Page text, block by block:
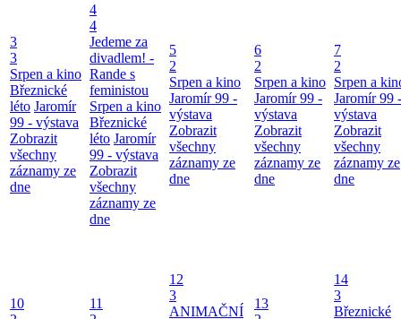
3
3
Srpen a kino
Březnické
léto Jaromír
99 - výstava
Zobrazit
všechny
záznamy ze
dne
4
4
Jedeme za
divadlem! -
Rande s
feministou
Srpen a kino
Březnické
léto Jaromír
99 - výstava
Zobrazit
všechny
záznamy ze
dne
5
2
Srpen a kino
Jaromír 99 -
výstava
Zobrazit
všechny
záznamy ze
dne
6
2
Srpen a kino
Jaromír 99 -
výstava
Zobrazit
všechny
záznamy ze
dne
7
2
Srpen a
Jaromír 99 -
výstava
Zobrazit
všechny
záznamy ze
dne
10
11
12
3
ANIMAČNÍ
13
14
3
Březnické